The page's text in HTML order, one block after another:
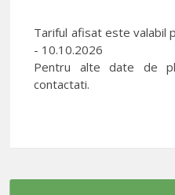
Tariful afisat este valabil
- 10.10.2026
Pentru alte date de
contactati.